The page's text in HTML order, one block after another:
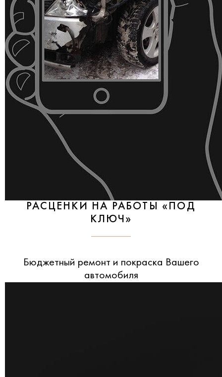
РАСЦЕНКИ НА РАБОТЫ «ПОД
КЛЮЧ»
Бюджетный ремонт и покраска Вашего
автомобиля